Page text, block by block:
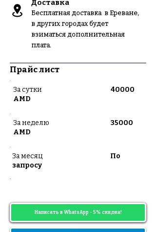
Доставка
Бесплатная доставка в Ереване,
в других городах будет
взиматься дополнительная
плата.
Прайс лист
За сутки 40000
AMD
За неделю 35000
AMD
За месяц По
запросу
Написать в WhatsApp - 5% скидка!